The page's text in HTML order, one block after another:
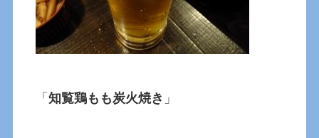
「知覧鶏もも炭火焼き 」